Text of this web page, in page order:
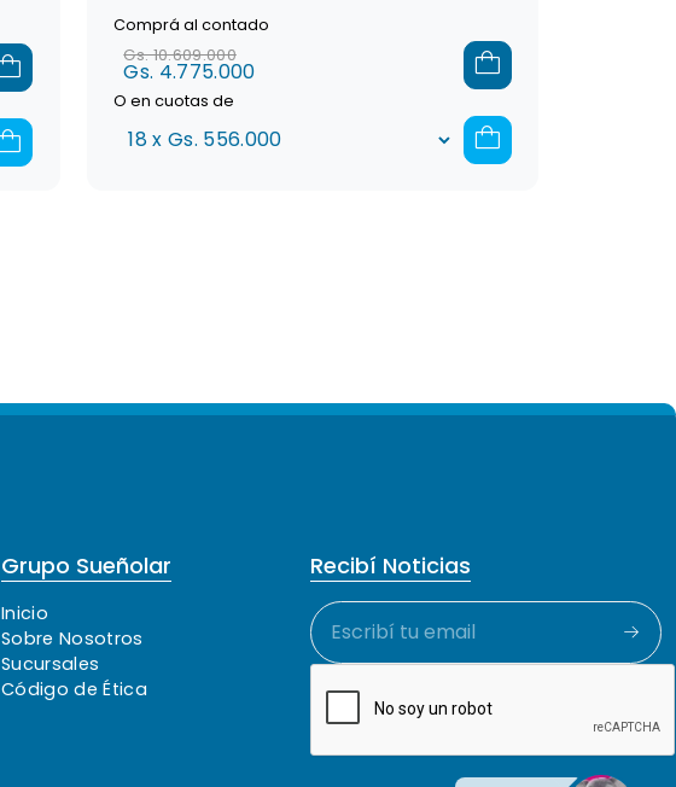
Comprá al contado
Gs. 10.609.000
Gs. 4.775.000
O en cuotas de
Grupo Sueñolar
Inicio
Sobre Nosotros
Sucursales
Código de Ética
Recibí Noticias